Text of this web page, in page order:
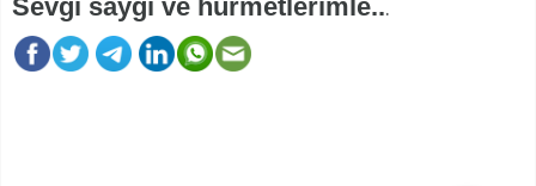
Sevgi saygı ve hürmetlerimle...